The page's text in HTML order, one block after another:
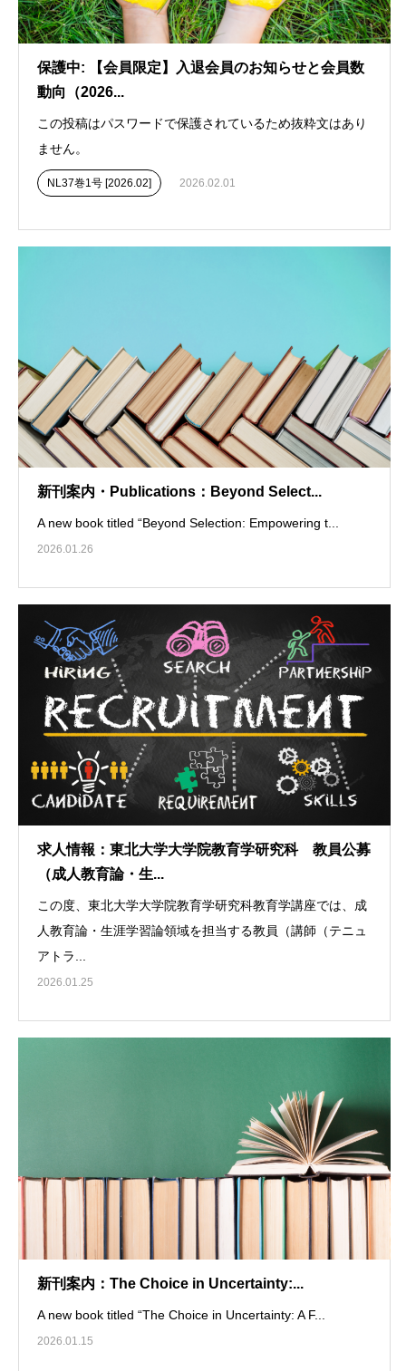
保護中: 【会員限定】入退会員のお知らせと会員数
動向（2026...
この投稿はパスワードで保護されているため抜粋文はあり
ません。
NL37巻1号 [2026.02] 2026.02.01
新刊案内・Publications：Beyond Select...
A new book titled “Beyond Selection: Empowering t...
2026.01.26
求人情報：東北大学大学院教育学研究科 教員公募
（成人教育論・生...
この度、東北大学大学院教育学研究科教育学講座では、成
人教育論・生涯学習論領域を担当する教員（講師（テニュ
アトラ...
2026.01.25
新刊案内：The Choice in Uncertainty:...
A new book titled “The Choice in Uncertainty: A F...
2026.01.15